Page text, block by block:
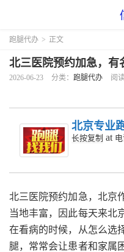
跑腿代办 > 正文
北三医院预约加急，有
2026-06-23 分类： 跑腿代办 阅
北京专业
长按复制 at
北三医院预约加急，北京
当地丰富，因此每天来北
在看病的时候，从怎么选
腿，常常会让患者和家属